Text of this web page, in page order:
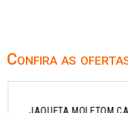
Confira as